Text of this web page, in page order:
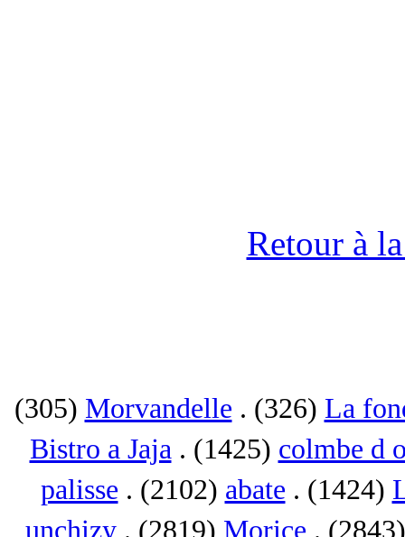
Retour à
(305) Morvandelle . (326) La
Bistro a Jaja. (1425) colmbe d
palisse . (2102) abate . (1424)
unchizy . (2819) Morice .